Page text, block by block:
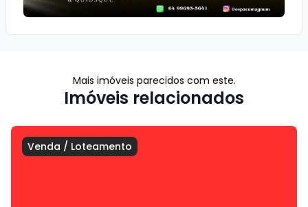
Mais imóveis parecidos com este.
Imóveis relacionados
Venda / Loteamento